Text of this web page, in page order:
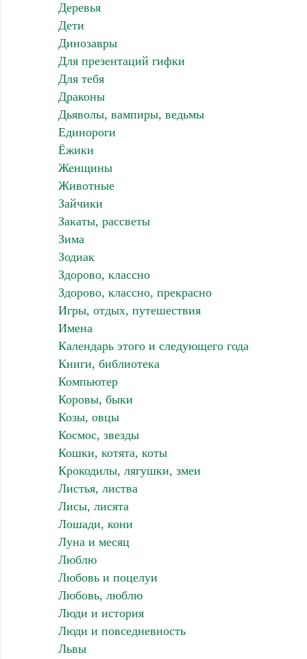
Деревья
Дети
Динозавры
Для презентаций гифки
Для тебя
Драконы
Дьяволы, вампиры, ведьмы
Единороги
Ёжики
Женщины
Животные
Зайчики
Закаты, рассветы
Зима
Зодиак
Здорово, классно
Здорово, классно, прекрасно
Игры, отдых, путешествия
Имена
Календарь этого и следующего года
Книги, библиотека
Компьютер
Коровы, быки
Козы, овцы
Космос, звезды
Кошки, котята, коты
Крокодилы, лягушки, змеи
Листья, листва
Лисы, лисята
Лошади, кони
Луна и месяц
Люблю
Любовь и поцелуи
Любовь, люблю
Люди и история
Люди и повседневность
Львы